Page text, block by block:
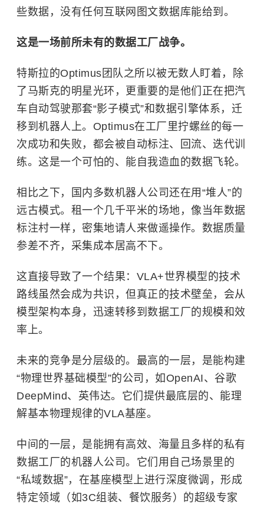
些数据，没有任何互联网图文数据库能给到。
这是一场前所未有的数据工厂战争。
特斯拉的Optimus团队之所以被无数人盯着，除
了马斯克的明星光环，更重要的是他们正在把汽
车自动驾驶那套“影子模式”和数据引擎体系，迁
移到机器人上。Optimus在工厂里拧螺丝的每一
次成功和失败，都会被自动标注、回流、迭代训
练。这是一个可怕的、能自我造血的数据飞轮。
相比之下，国内多数机器人公司还在用“堆人”的
远古模式。租一个几千平米的场地，像当年数据
标注村一样，密集地请人来做遥操作。数据质量
参差不齐，采集成本居高不下。
这直接导致了一个结果：VLA+世界模型的技术
路线虽然会成为共识，但真正的技术壁垒，会从
模型架构本身，迅速转移到数据工厂的规模和效
率上。
未来的竞争是分层级的。最高的一层，是能构建
“物理世界基础模型”的公司，如OpenAI、谷歌
DeepMind、英伟达。它们提供最底层的、能理
解基本物理规律的VLA基座。
中间的一层，是能拥有高效、海量且多样的私有
数据工厂的机器人公司。它们用自己场景里的
“私域数据”，在基座模型上进行深度微调，形成
特定领域（如3C组装、餐饮服务）的超级专家